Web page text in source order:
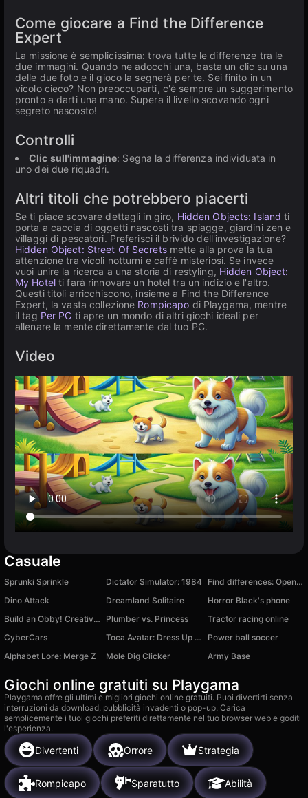
Come giocare a Find the Difference
Expert
La missione è semplicissima: trova tutte le differenze tra le
due immagini. Quando ne adocchi una, basta un clic su una
delle due foto e il gioco la segnerà per te. Sei finito in un
vicolo cieco? Non preoccuparti, c'è sempre un suggerimento
pronto a darti una mano. Supera il livello scovando ogni
segreto nascosto!
Controlli
Clic sull'immagine: Segna la differenza individuata in
uno dei due riquadri.
Altri titoli che potrebbero piacerti
Se ti piace scovare dettagli in giro, Hidden Objects: Island ti
porta a caccia di oggetti nascosti tra spiagge, giardini zen e
villaggi di pescatori. Preferisci il brivido dell'investigazione?
Hidden Object: Street Of Secretsmette alla prova la tua
attenzione tra vicoli notturni e caffè misteriosi. Se invece
vuoi unire la ricerca a una storia di restyling, Hidden Object:
My Hotelti farà rinnovare un hotel tra un indizio e l'altro.
Questi titoli arricchiscono, insieme a Find the Difference
Expert, la vasta collezione Rompicapo di Playgama, mentre
il tag Per PC ti apre un mondo di altri giochi ideali per
allenare la mente direttamente dal tuo PC.
Video
Casuale
Sprunki Sprinkle Dictator Simulator: 1984
Find differences: Open the girl's photo
Dino Attack
Dreamland Solitaire
Horror Black's phone
Build an Obby! Creative Tycoon Magnate 100% +1 3D
Plumber vs. Princess
Tractor racing online
CyberCars
Toca Avatar: Dress Up World
Power ball soccer
Alphabet Lore: Merge Z
Mole Dig Clicker Army Base
Giochi online gratuiti su Playgama
Playgama offre gli ultimi e migliori giochi online gratuiti. Puoi divertirti senza
interruzioni da download, pubblicità invadenti o pop-up. Carica
semplicemente i tuoi giochi preferiti direttamente nel tuo browser web e goditi
l'esperienza.
Divertenti Orrore Strategia
Rompicapo Sparatutto Abilità